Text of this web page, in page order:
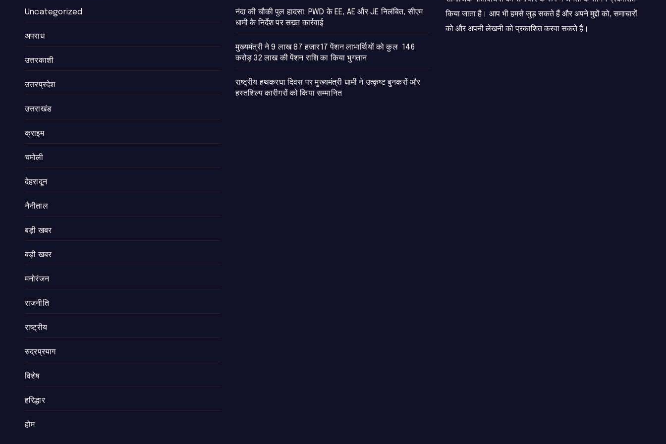
Uncategorized
अपराध
उत्तरकाशी
उत्तरप्रदेश
उत्तराखंड
क्राइम
चमोली
देहरादून
नैनीताल
बड़ी खबर
बड़ी खबर
मनोरंजन
राजनीति
राष्ट्रीय
रुद्रप्रयाग
विशेष
हरिद्धार
होम
नंदा की चौकी पुल हादसा: PWD के EE, AE और JE निलंबित, सीएम
धामी के निर्देश पर सख्त कार्रवाई
मुख्यमंत्री ने 9 लाख 87 हजार17 पेंशन लाभार्थियों को कुल 146
करोड़ 32 लाख की पेंशन राशि का किया भुगतान
राष्ट्रीय हथकरघा दिवस पर मुख्यमंत्री धामी ने उत्कृष्ट बुनकरों और
हस्तशिल्प कारीगरों को किया सम्मानित
किया जाता है। आप भी हमसे जुड़ सकते हैं और अपने मुद्दों को, समाचारों
को और अपनी लेखनी को प्रकाशित करवा सकते हैं।